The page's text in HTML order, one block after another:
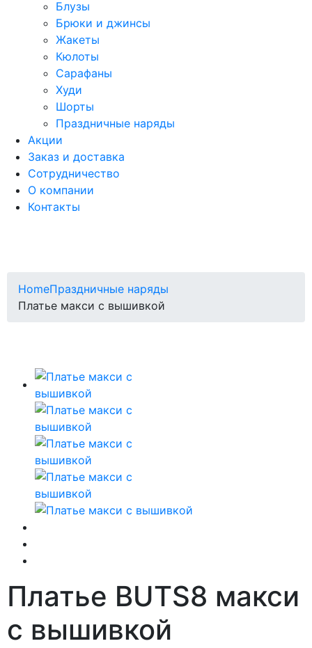
Блузы
Брюки и джинсы
Жакеты
Кюлоты
Сарафаны
Худи
Шорты
Праздничные наряды
Акции
Заказ и доставка
Сотрудничество
О компании
Контакты
HomeПраздничные наряды
Платье макси с вышивкой
Платье BUTS8 макси
с вышивкой